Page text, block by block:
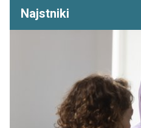
Najstniki